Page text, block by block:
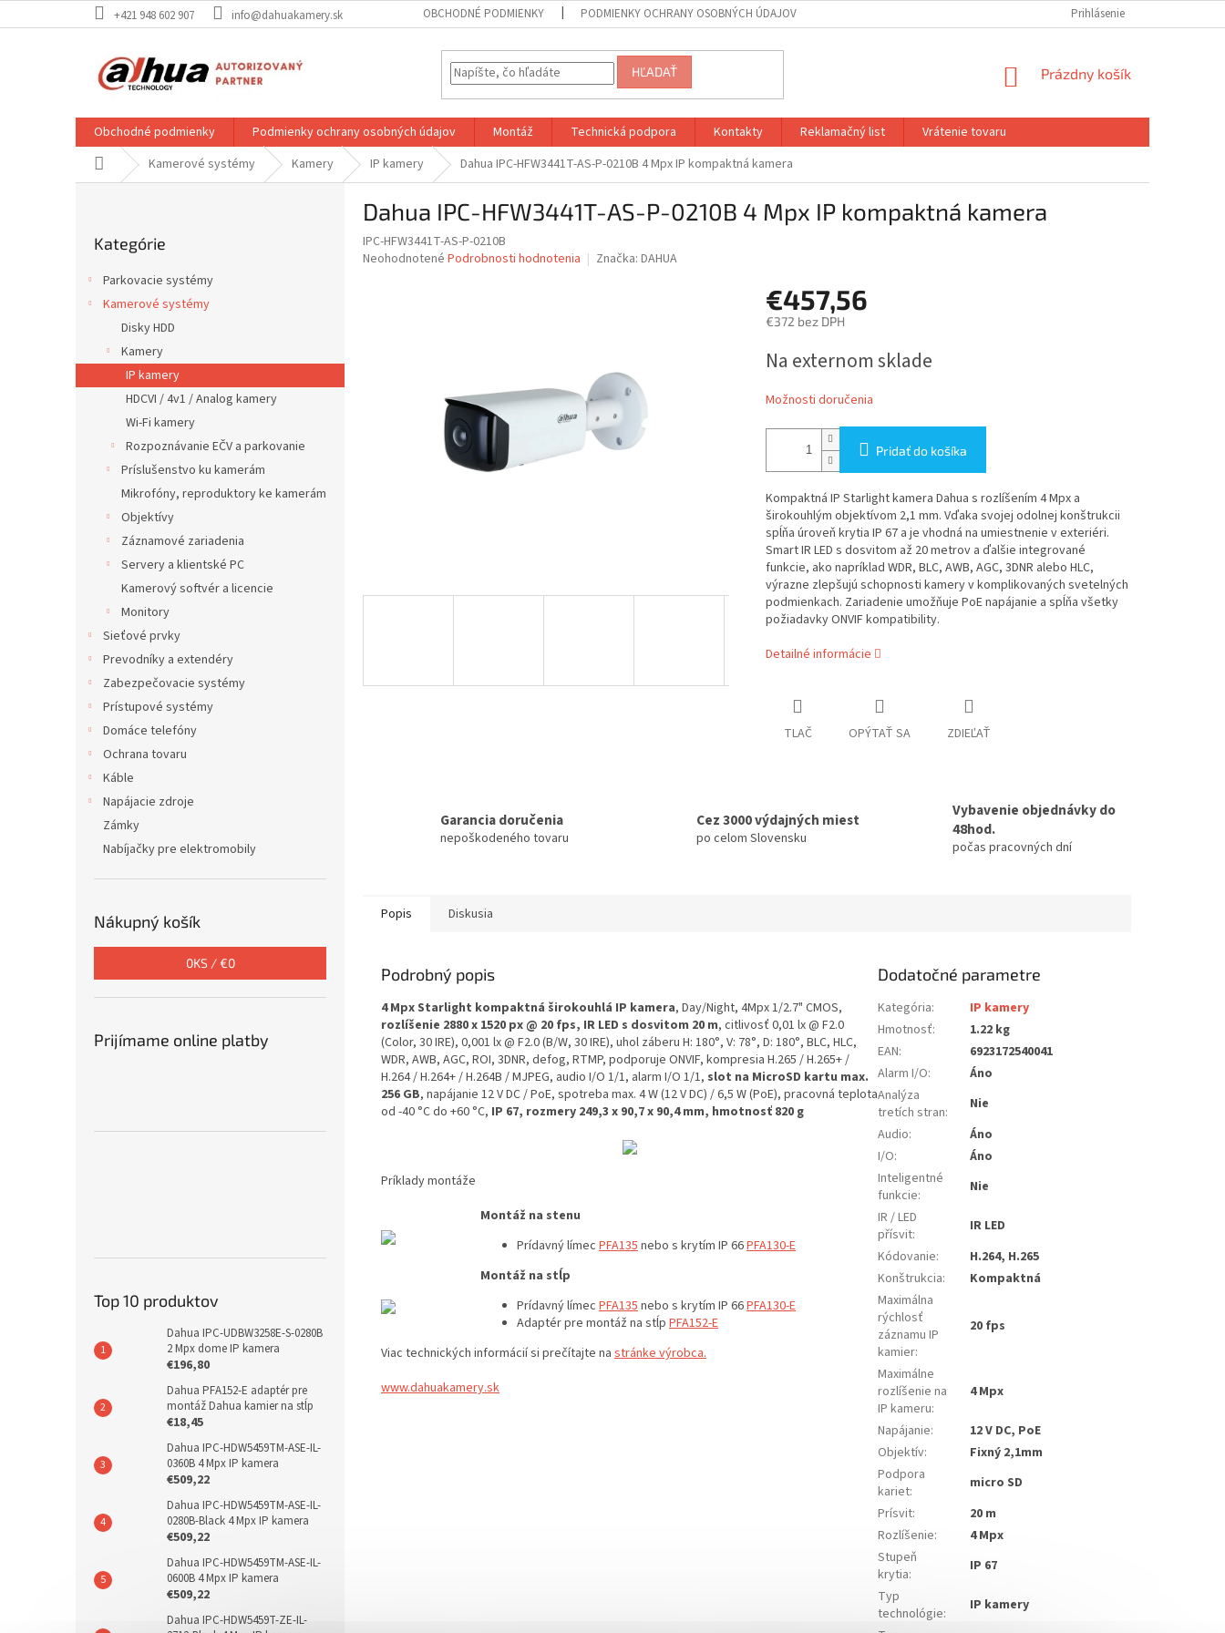
na
+421 948 602 907 info@dahuakamery.sk OBCHODNÉ PODMIENKY PODMIENKY OCHRANY OSOBNÝCH ÚDAJOV Prihlásenie
HĽADAŤ
NÁKUPNÝ
Prázdny košík
Obchodné podmienky Podmienky ochrany osobných údajov Montáž Technická podpora Kontakty Reklamačný list
Vrátenie tovaru
DomovKamerové systémy Kamery IP kamery Dahua IPC-HFW3441T-AS-P-0210B 4 Mpx IP kompaktná kamera
kategórie
Kategórie
Parkovacie systémy
Kamerové systémy
Disky HDD
Kamery
IP kamery
HDCVI / 4v1 / Analog kamery
Wi-Fi kamery
Rozpoznávanie EČV a parkovanie
Príslušenstvo ku kamerám
Mikrofóny, reproduktory ke kamerám
Objektívy
Záznamové zariadenia
Servery a klientské PC
Kamerový softvér a licencie
Monitory
Sieťové prvky
Prevodníky a extendéry
Zabezpečovacie systémy
Prístupové systémy
Domáce telefóny
Ochrana tovaru
Káble
Napájacie zdroje
Zámky
Nabíjačky pre elektromobily
Nákupný košík
0KS /€0
Prijímame online platby
Top 10 produktov
Dahua IPC-UDBW3258E-S-0280B
2 Mpx dome IP kamera
€196,80
Dahua PFA152-E adaptér pre
montáž Dahua kamier na stĺp
€18,45
Dahua IPC-HDW5459TM-ASE-IL-
0360B 4 Mpx IP kamera
€509,22
Dahua IPC-HDW5459TM-ASE-IL-
0280B-Black 4 Mpx IP kamera
€509,22
Dahua IPC-HDW5459TM-ASE-IL-
0600B 4 Mpx IP kamera
€509,22
Dahua IPC-HDW5459T-ZE-IL-
Dahua IPC-HFW3441T-AS-P-0210B 4 Mpx IP kompaktná kamera
IPC-HFW3441T-AS-P-0210B
Priemerné
Neohodnotené Podrobnosti hodnotenia Značka: DAHUA
€457,56
€372 bez DPH
cena:
Na externom sklade
Možnosti doručenia
Pridať do košíka
Kompaktná IP Starlight kamera Dahua s rozlíšením 4 Mpx a
širokouhlým objektívom 2,1 mm. Vďaka svojej odolnej konštrukcii
spĺňa úroveň krytia IP 67 a je vhodná na umiestnenie v exteriéri.
Smart IR LED s dosvitom až 20 metrov a ďalšie integrované
funkcie, ako napríklad WDR, BLC, AWB, AGC, 3DNR alebo HLC,
výrazne zlepšujú schopnosti kamery v komplikovaných svetelných
podmienkach. Zariadenie umožňuje PoE napájanie a spĺňa všetky
požiadavky ONVIF kompatibility.
Detailné informácie
TLAČ OPÝTAŤ SA ZDIEĽAŤ
Garancia doručenia
nepoškodeného tovaru
Cez 3000 výdajných miest
po celom Slovensku
Vybavenie objednávky do
48hod.
počas pracovných dní
Popis Diskusia
Podrobný popis
4 Mpx Starlight kompaktná širokouhlá IP kamera, Day/Night, 4Mpx 1/2.7" CMOS,
rozlíšenie 2880 x 1520 px @ 20 fps, IR LED s dosvitom 20 m, citlivosť 0,01 lx @ F2.0
(Color, 30 IRE), 0,001 lx @ F2.0 (B/W, 30 IRE), uhol záberu H: 180°, V: 78°, D: 180°, BLC, HLC,
WDR, AWB, AGC, ROI, 3DNR, defog, RTMP, podporuje ONVIF, kompresia H.265 / H.265+ /
H.264 / H.264+ / H.264B / MJPEG, audio I/O 1/1, alarm I/O 1/1, slot na MicroSD kartu max.
256 GB, napájanie 12 V DC / PoE, spotreba max. 4 W (12 V DC) / 6,5 W (PoE), pracovná teplota
od -40 °C do +60 °C, IP 67, rozmery 249,3 x 90,7 x 90,4 mm, hmotnosť 820 g
Príklady montáže
Montáž na stenu
Prídavný límec PFA135nebo s krytím IP 66PFA130-E
Montáž na stĺp
Prídavný límec PFA135nebo s krytím IP 66PFA130-E
Adaptér pre montáž na stĺp PFA152-E
Viac technických informácií si prečítajte na stránke výrobca.
www.dahuakamery.sk
Dodatočné parametre
Kategória:
IP kamery
Hmotnosť:
1.22 kg
EAN:
6923172540041
Alarm I/O:
Áno
Analýza
tretích stran:
Nie
Audio:
Áno
I/O:
Áno
Inteligentné
funkcie:
Nie
IR / LED
přísvit:
IR LED
Kódovanie:
H.264, H.265
Konštrukcia:
Kompaktná
Maximálna
rýchlosť
záznamu IP
kamier:
20 fps
Maximálne
rozlíšenie na
IP kameru:
4 Mpx
Napájanie:
12 V DC, PoE
Objektív:
Fixný 2,1mm
Podpora
kariet:
micro SD
Prísvit:
20 m
Rozlíšenie:
4 Mpx
Stupeň
krytia:
IP 67
Typ
technológie:
IP kamery